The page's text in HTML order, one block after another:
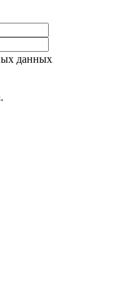
данных